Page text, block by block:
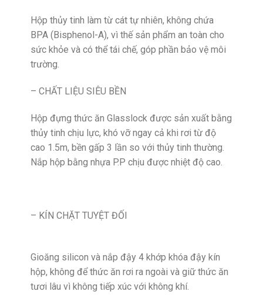
Hộp thủy tinh làm từ cát tự nhiên, không chứa
BPA (Bisphenol-A), vì thế sản phẩm an toàn cho
sức khỏe và có thể tái chế, góp phần bảo vệ môi
trường.
– CHẤT LIỆU SIÊU BỀN
Hộp đựng thức ăn Glasslock được sản xuất bằng
thủy tinh chịu lực, khó vỡ ngay cả khi rơi từ độ
cao 1.5m, bền gấp 3 lần so với thủy tinh thường.
Nắp hộp bằng nhựa P.P chịu được nhiệt độ cao.
– KÍN CHẶT TUYỆT ĐỐI
Gioăng silicon và nắp đậy 4 khớp khóa đậy kín
hộp, không để thức ăn rơi ra ngoài và giữ thức ăn
tươi lâu vì không tiếp xúc với không khí.